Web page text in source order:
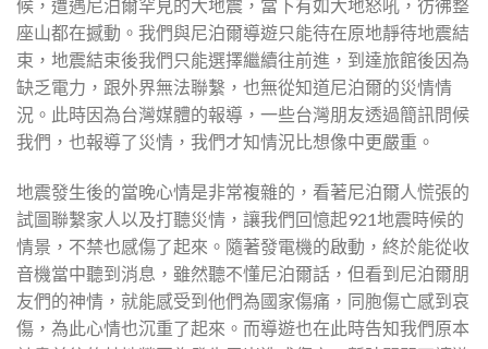
候，遭遇尼泊爾罕見的大地震，當下有如大地怒吼，彷彿整
座山都在撼動。我們與尼泊爾導遊只能待在原地靜待地震結
束，地震結束後我們只能選擇繼續往前進，到達旅館後因為
缺乏電力，跟外界無法聯繫，也無從知道尼泊爾的災情情
況。此時因為台灣媒體的報導，一些台灣朋友透過簡訊問候
我們，也報導了災情，我們才知情況比想像中更嚴重。
地震發生後的當晚心情是非常複雜的，看著尼泊爾人慌張的
試圖聯繫家人以及打聽災情，讓我們回憶起921地震時候的
情景，不禁也感傷了起來。隨著發電機的啟動，終於能從收
音機當中聽到消息，雖然聽不懂尼泊爾話，但看到尼泊爾朋
友們的神情，就能感受到他們為國家傷痛，同胞傷亡感到哀
傷，為此心情也沉重了起來。而導遊也在此時告知我們原本